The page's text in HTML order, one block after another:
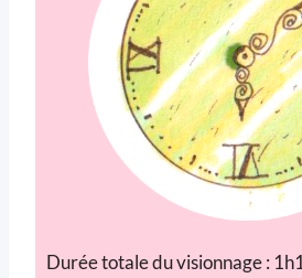
Durée totale du visionnage :